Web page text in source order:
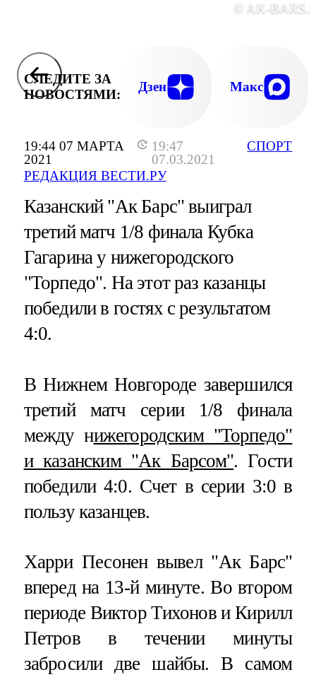
19:44 07 МАРТА
2021
19:47
07.03.2021
РЕДАКЦИЯ ВЕСТИ.РУ
СПОРТ
© AK-
СЛЕДИТЕ ЗА
НОВОСТЯМИ:
Дзен Макс
Казанский "Ак Барс" выиграл
третий матч 1/8 финала Кубка
Гагарина у нижегородского
"Торпедо". На этот раз казанцы
победили в гостях с результатом
4:0.
В Нижнем Новгороде завершился
третий матч серии 1/8 финала
между нижегородским "Торпедо"
и казанским "Ак Барсом". Гости
победили 4:0. Счет в серии 3:0 в
пользу казанцев.
Харри Песонен вывел "Ак Барс"
вперед на 13-й минуте. Во втором
периоде Виктор Тихонов и Кирилл
Петров в течении минуты
забросили две шайбы. В самом